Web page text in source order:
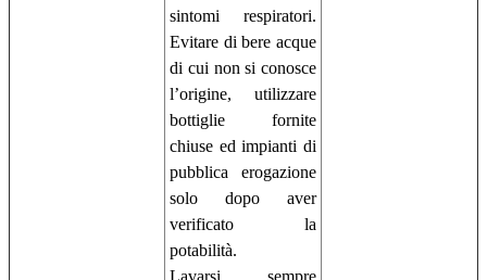
sintomi respiratori.
Evitare di bere acque
di cui non si conosce
l’origine, utilizzare
bottiglie fornite
chiuse ed impianti di
pubblica erogazione
solo dopo aver
verificato la
potabilità.
Lavarsi sempre